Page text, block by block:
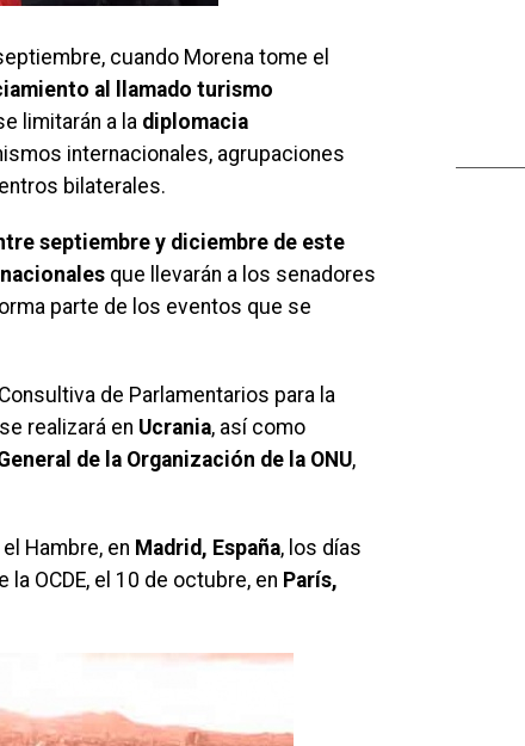
cuando Morena tome el
al llamado turismo
limitarán a la diplomacia
internacionales, agrupaciones
bilaterales.
septiembre y diciembre de este
que llevarán a los senadores
parte de los eventos que se
de Parlamentarios para la
realizará en Ucrania, así como
de la Organización de la ONU,
Hambre, en Madrid, España, los días
la OCDE, el 10 de octubre, en París,